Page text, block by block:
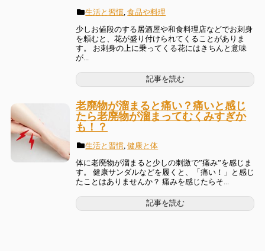
生活と習慣 ,食品や料理
少しお値段のする居酒屋や和食料理店などでお刺身
を頼むと、花が盛り付けられてくることがありま
す。 お刺身の上に乗ってくる花にはきちんと意味
が...
記事を読む
老廃物が溜まると痛い？痛いと感じ
たら老廃物が溜まってむくみすぎか
も！？
生活と習慣 ,健康と体
体に老廃物が溜まると少しの刺激で”痛み”を感じま
す。 健康サンダルなどを履くと、「痛い！」と感じ
たことはありませんか？ 痛みを感じたらそ...
記事を読む